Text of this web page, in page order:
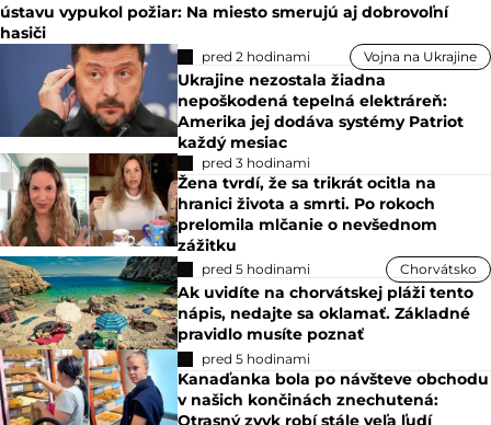
ústavu vypukol požiar: Na miesto smerujú aj dobrovoľní
hasiči
pred 2 hodinami Vojna na Ukrajine
Ukrajine nezostala žiadna
nepoškodená tepelná elektráreň:
Amerika jej dodáva systémy Patriot
každý mesiac
pred 3 hodinami
Žena tvrdí, že sa trikrát ocitla na
hranici života a smrti. Po rokoch
prelomila mlčanie o nevšednom
zážitku
pred 5 hodinami Chorvátsko
Ak uvidíte na chorvátskej pláži tento
nápis, nedajte sa oklamať. Základné
pravidlo musíte poznať
pred 5 hodinami
Kanaďanka bola po návšteve obchodu
v našich končinách znechutená:
Otrasný zvyk robí stále veľa ľudí